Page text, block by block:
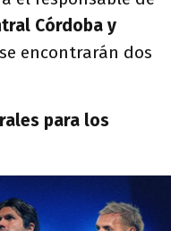
Córdoba y
encontrarán dos
para los